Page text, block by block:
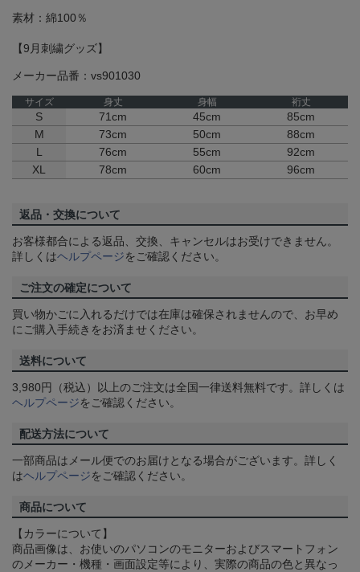
素材：綿100％
【9月刺繍グッズ】
メーカー品番：vs901030
サイズ 身丈 身幅 裄丈
S 71cm 45cm
85cm
M
73cm 50cm
88cm
L
76cm 55cm
92cm
XL
78cm 60cm 96cm
返品・交換について
お客様都合による返品、交換、キャンセルはお受けできません。
詳しくはヘルプページをご確認ください。
ご注文の確定について
買い物かごに入れるだけでは在庫は確保されませんので、お早め
にご購入手続きをお済ませください。
送料について
3,980円（税込）以上のご注文は全国一律送料無料です。詳しくは
ヘルプページをご確認ください。
配送方法について
一部商品はメール便でのお届けとなる場合がございます。詳しく
はヘルプページをご確認ください。
商品について
【カラーについて】
商品画像は、お使いのパソコンのモニターおよびスマートフォン
のメーカー・機種・画面設定等により、実際の商品の色と異なっ